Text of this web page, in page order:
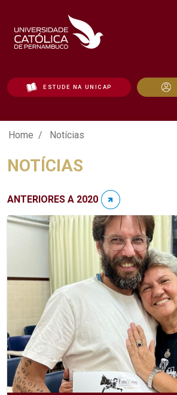
ESTUDE NA UNICAP
Notícias - Unicap
Home Notícias
NOTÍCIAS
ANTERIORES A 2020